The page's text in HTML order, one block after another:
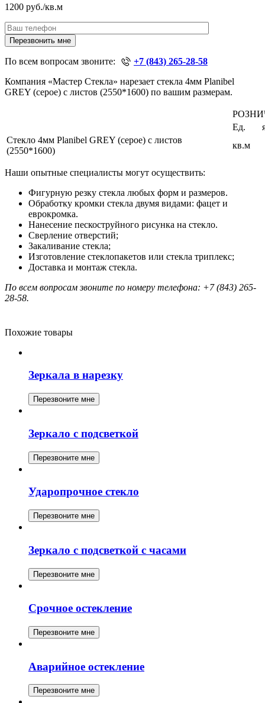
1200 руб./кв.м
Перезвонить мне
По всем вопросам звоните:
+7 (843) 265-28-58
Компания «Мастер Стекла» нарезает стекла 4мм Planibel
GREY (серое) с листов (2550*1600) по вашим размерам.
Ед.
Стекло 4мм Planibel GREY (серое) с листов
(2550*1600)
кв.м
Наши опытные специалисты могут осуществить:
Фигурную резку стекла любых форм и размеров.
Обработку кромки стекла двумя видами: фацет и
еврокромка.
Нанесение пескоструйного рисунка на стекло.
Сверление отверстий;
Закаливание стекла;
Изготовление стеклопакетов или стекла триплекс;
Доставка и монтаж стекла.
По всем вопросам звоните по номеру телефона: +7 (843) 265-
28-58.
Похожие товары
Зеркала в нарезку
Перезвоните мне
Зеркало с подсветкой
Перезвоните мне
Ударопрочное стекло
Перезвоните мне
Зеркало с подсветкой с часами
Перезвоните мне
Срочное остекление
Перезвоните мне
Аварийное остекление
Перезвоните мне